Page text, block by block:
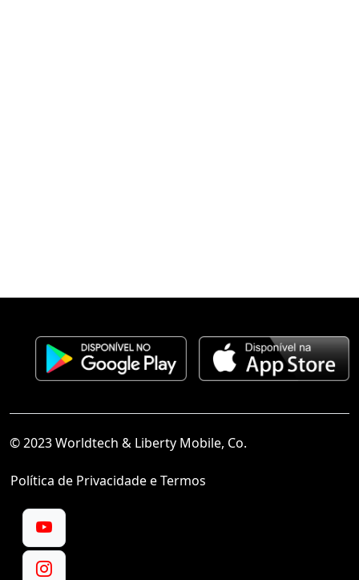
© 2023 Worldtech & Liberty Mobile, Co.
Política de Privacidade e Termos